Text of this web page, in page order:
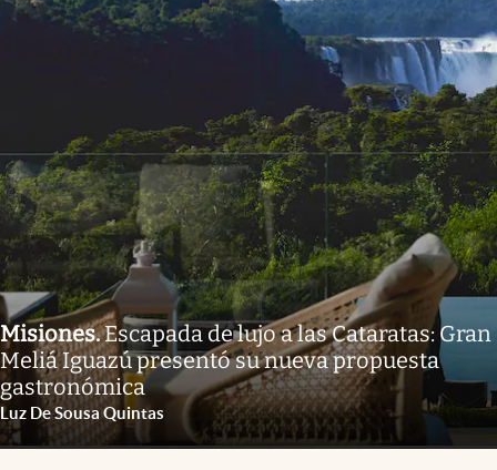
Misiones.Escapada de lujo a las Cataratas: Gran
Meliá Iguazú presentó su nueva propuesta
gastronómica
Luz De Sousa Quintas